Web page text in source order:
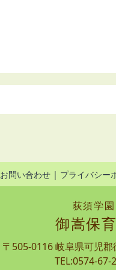
お問い合わせ プライバシー
荻須学園
御嵩保
〒505-0116 岐阜県可児
TEL:0574-67-